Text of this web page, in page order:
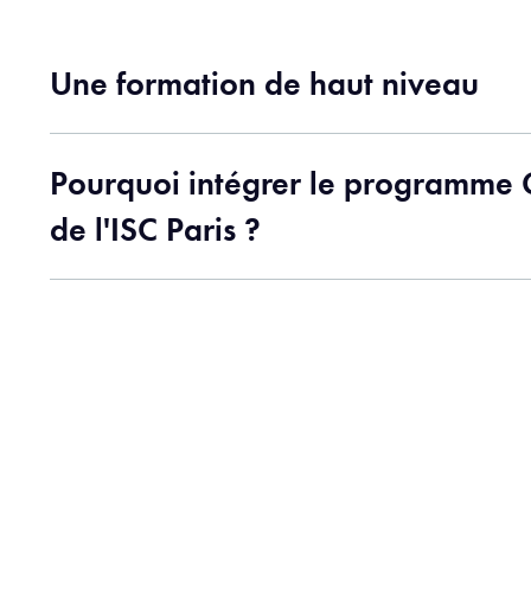
Une formation de haut niveau
Pourquoi intégrer le programme
de l'ISC Paris ?